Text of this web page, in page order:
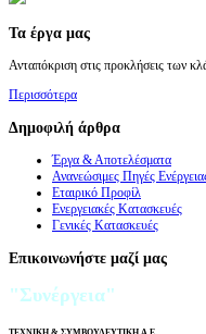
Τα έργα μας
Ανταπόκριση στις προκλήσεις των
Περισσότερα
Δημοφιλή άρθρα
Έργα & Αποτελέσματα
Ανανεώσιμες Πηγές
Εταιρικό Προφίλ
Ενεργειακές Κατασκευές
Γενικές Κατασκευές
Επικοινωνήστε μαζί μας
"Συνέργεια"